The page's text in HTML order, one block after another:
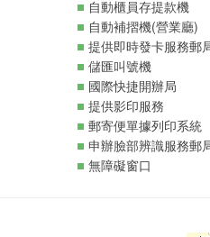
自動櫃員存提款機
自動補摺機(營業廳)
提供即時發卡服務郵
儲匯叫號機
國際快捷開辦局
提供影印服務
郵寄便單據列印系統
申辦臉部辨識服務郵
無障礙窗口